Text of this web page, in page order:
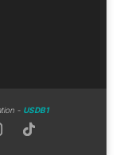
- USDB1